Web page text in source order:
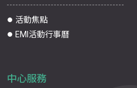
活動焦點
EMI活動行事曆
中心服務